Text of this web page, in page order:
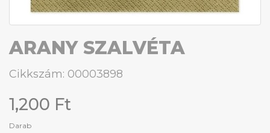
ARANY SZALVÉTA
Cikkszám: 00003898
1,200 Ft
Darab